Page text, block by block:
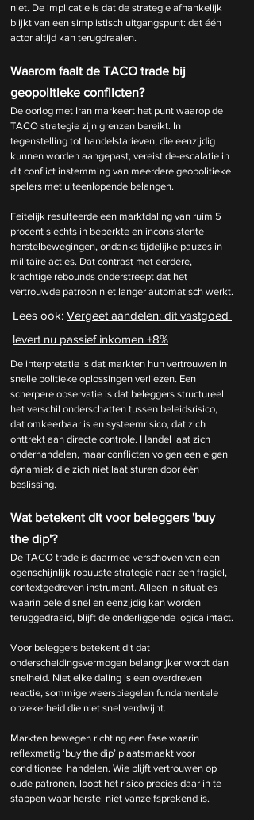
niet. De implicatie is dat de strategie afhankelijk
blijkt van een simplistisch uitgangspunt: dat één
actor altijd kan terugdraaien.
Waarom faalt de TACO trade bij
geopolitieke conflicten?
De oorlog met Iran markeert het punt waarop de
TACO strategie zijn grenzen bereikt. In
tegenstelling tot handelstarieven, die eenzijdig
kunnen worden aangepast, vereist de-escalatie in
dit conflict instemming van meerdere geopolitieke
spelers met uiteenlopende belangen.
Feitelijk resulteerde een marktdaling van ruim 5
procent slechts in beperkte en inconsistente
herstelbewegingen, ondanks tijdelijke pauzes in
militaire acties. Dat contrast met eerdere,
krachtige rebounds onderstreept dat het
vertrouwde patroon niet langer automatisch werkt.
Lees ook: Vergeet aandelen: dit vastgoed
levert nu passief inkomen +8%
De interpretatie is dat markten hun vertrouwen in
snelle politieke oplossingen verliezen. Een
scherpere observatie is dat beleggers structureel
het verschil onderschatten tussen beleidsrisico,
dat omkeerbaar is en systeemrisico, dat zich
onttrekt aan directe controle. Handel laat zich
onderhandelen, maar conflicten volgen een eigen
dynamiek die zich niet laat sturen door één
beslissing.
Wat betekent dit voor beleggers 'buy
the dip'?
De TACO trade is daarmee verschoven van een
ogenschijnlijk robuuste strategie naar een fragiel,
contextgedreven instrument. Alleen in situaties
waarin beleid snel en eenzijdig kan worden
teruggedraaid, blijft de onderliggende logica intact.
Voor beleggers betekent dit dat
onderscheidingsvermogen belangrijker wordt dan
snelheid. Niet elke daling is een overdreven
reactie, sommige weerspiegelen fundamentele
onzekerheid die niet snel verdwijnt.
Markten bewegen richting een fase waarin
reflexmatig ‘buy the dip’ plaatsmaakt voor
conditioneel handelen. Wie blijft vertrouwen op
oude patronen, loopt het risico precies daar in te
stappen waar herstel niet vanzelfsprekend is.